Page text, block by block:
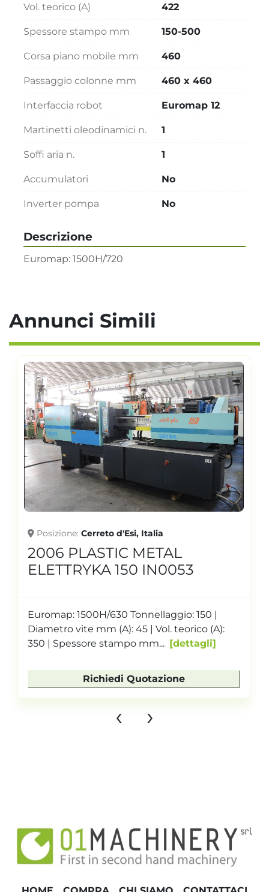
Descrizione
Euromap: 1500H/720
Vol. teorico (A) 422
Spessore stampo mm 150-500
Corsa piano mobile mm 460
Passaggio colonne mm 460 x 460
Interfaccia robot Euromap 12
Martinetti oleodinamici n. 1
Soffi aria n. 1
Accumulatori No
Inverter pompa No
Annunci Simili
Posizione Cerreto d'Esi, Italia
2006 PLASTIC METAL
ELETTRYKA 150 IN0053
Euromap: 1500H/630 Tonnellaggio: 150 |
Diametro vite mm (A): 45 | Vol. teorico (A):
350 | Spessore stampo mm...
dettagli
Richiedi Quotazione
‹ ›